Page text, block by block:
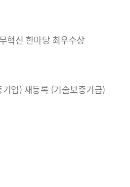
혁신 한마당 최우수상
업) 재등록 (기술보증기금)